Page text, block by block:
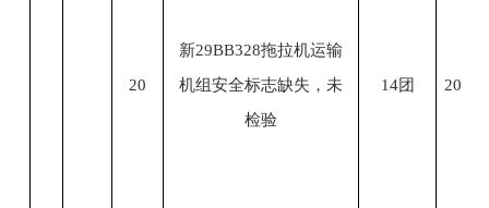
20
新29BB328拖拉机运输
机组安全标志缺失，未
检验
14团